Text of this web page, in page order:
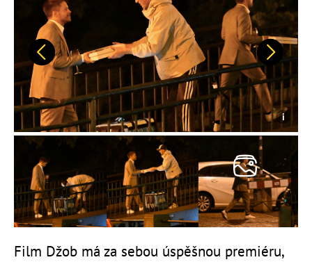
Předchozí Další
Film Džob má za sebou úspěšnou premiéru,